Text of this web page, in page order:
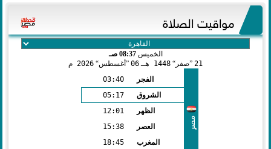
مواقيت الصلاة
الخميس08:37 صـ
21
صفر 1448 هـ 06 أغسطس 2026 م
مصر
الفجر
03:40
الشروق
05:17
الظهر
12:01
العصر
15:38
المغرب
18:45